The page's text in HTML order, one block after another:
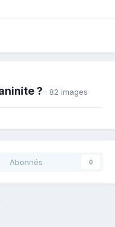
? · 82 images
Abonnés 0